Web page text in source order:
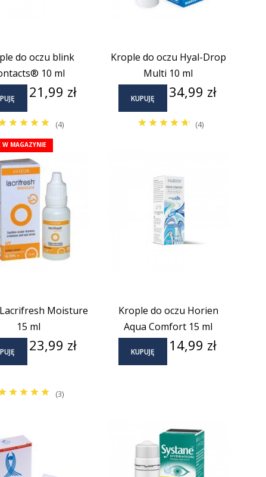
do oczu blink
10 ml
Cena
21,99 zł
Krople do oczu Hyal-Drop
Multi 10 ml
KUPUJĘ Cena
34,99 zł
(4)
Moisture
15 ml
Cena
23,99 zł
W MAGAZYNIE
(4)
Krople do oczu Horien
Aqua Comfort 15 ml
KUPUJĘ Cena
14,99 zł
(3)